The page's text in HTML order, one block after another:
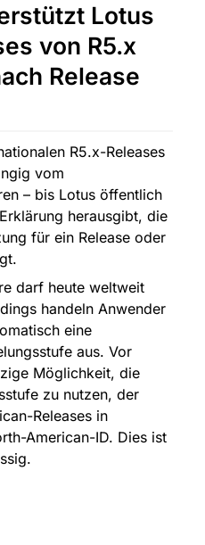
Lotus
von R5.x
Release
R5.x-Releases
vom
– bis Lotus öffentlich
herausgibt, die
für ein Release oder
darf heute weltweit
handeln Anwender
eine
aus. Vor
Möglichkeit, die
zu nutzen, der
Releases in
American-ID. Dies ist